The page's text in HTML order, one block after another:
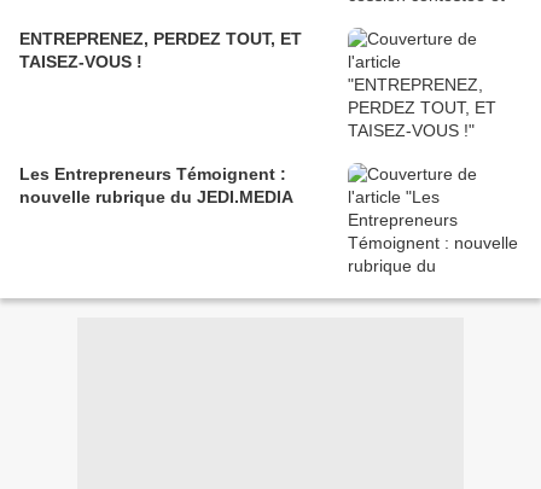
ENTREPRENEZ, PERDEZ TOUT, ET
TAISEZ-VOUS !
Les Entrepreneurs Témoignent :
nouvelle rubrique du JEDI.MEDIA